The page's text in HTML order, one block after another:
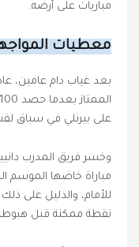
مباريات على أرضه.
معطيات
بعد غياب دام عامين،
على بيرنلي في سباق لقب
مباراة خاضها الموسم
نقطة ممكنة قبل هبوطه في